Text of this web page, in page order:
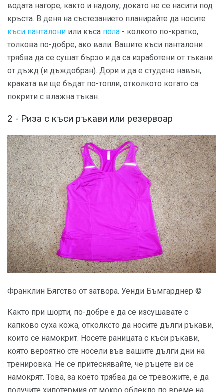
водата нагоре, както и надолу, докато не се насити под
кръста. В деня на състезанието планирайте да носите
къси панталони или къса пола - колкото по-кратко,
толкова по-добре, ако вали. Вашите къси панталони
трябва да се сушат бързо и да са изработени от тъкани
от дъжд (и дъждобран). Дори и да е студено навън,
краката ви ще бъдат по-топли, отколкото когато са
покрити с влажна тъкан.
2 - Риза с къси ръкави или резервоар
Франклин Бягство от затвора. Уенди Бъмгарднер ©
Както при шорти, по-добре е да се изсушавате с
капково суха кожа, отколкото да носите дълги ръкави,
които се намокрит. Носете раницата с къси ръкави,
която вероятно сте носели във вашите дълги дни на
тренировка. Не се притеснявайте, че ръцете ви се
намокрят. Това, за което трябва да се тревожите, е да
получите хипотермия от мокро облекло по време на